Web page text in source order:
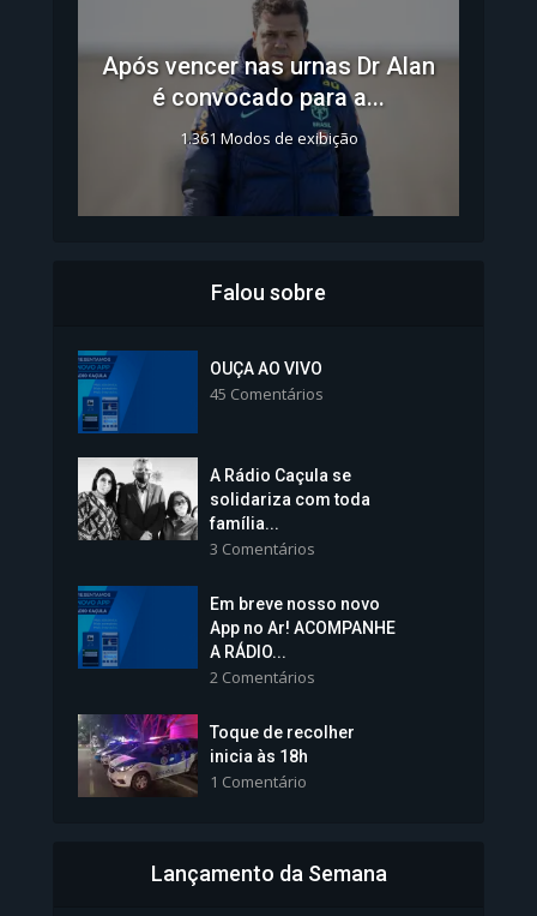
Após vencer nas urnas Dr Alan
é convocado para a...
1.361 Modos de exibição
Colégios da Polícia...
Vice-Prefeita Sheila Lemos
tomará posse nesta...
1.101 Modos de exibição
Bahia inicia emissão da
Falou sobre
OUÇA AO VIVO
45 Comentários
A Rádio Caçula se
solidariza com toda
família...
3 Comentários
Em breve nosso novo
App no Ar! ACOMPANHE
A RÁDIO...
2 Comentários
Toque de recolher
inicia às 18h
1 Comentário
Lançamento da Semana